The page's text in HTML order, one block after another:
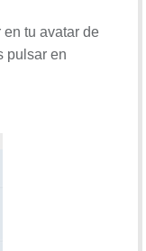
en tu avatar de
pulsar en